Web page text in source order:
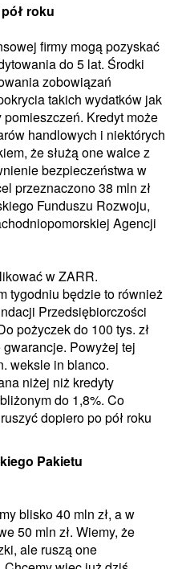
roku
firmy mogą pozyskać
do 5 lat. Środki
zobowiązań
takich wydatków jak
Kredyt może
handlowych i niektórych
że służą one walce z
bezpieczeństwa w
przeznaczono 38 mln zł
Funduszu Rozwoju,
Agencji
w ZARR.
tygodniu będzie to również
Przedsiębiorczości
pożyczek do 100 tys. zł
Powyżej tej
weksle in blanco.
niżej niż kredyty
do 1,8%. Co
dopiero po pół roku
Pakietu
blisko 40 mln zł, a w
50 mln zł. Wiemy, że
ale ruszą one